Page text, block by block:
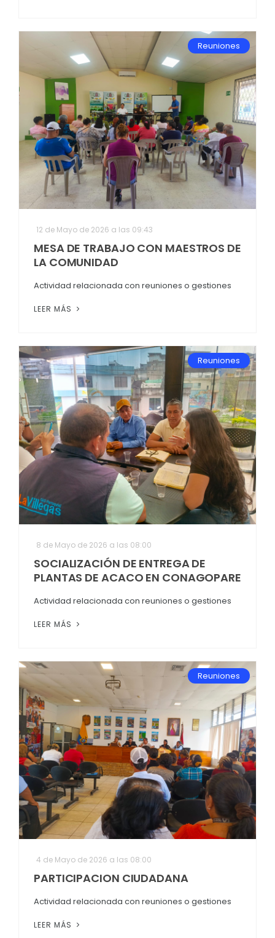
Reuniones
12 de Mayo de 2026 a las 09:43
MESA DE TRABAJO CON MAESTROS DE
LA COMUNIDAD
Actividad relacionada con reuniones o gestiones
LEER MÁS
Reuniones
8 de Mayo de 2026 a las 08:00
SOCIALIZACIÓN DE ENTREGA DE
PLANTAS DE ACACO EN CONAGOPARE
Actividad relacionada con reuniones o gestiones
LEER MÁS
Reuniones
4 de Mayo de 2026 a las 08:00
PARTICIPACION CIUDADANA
Actividad relacionada con reuniones o gestiones
LEER MÁS